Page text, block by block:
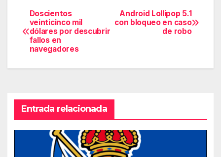
Navegación
de
entradas
Android Lollipop 5.1
con bloqueo en caso
de robo
Doscientos
veinticinco mil
dólares por descubrir
fallos en
navegadores
Entrada relacionada